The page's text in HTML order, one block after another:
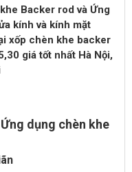
Backer rod và Ứng
kính và kính mặt
xốp chèn khe backer
giá tốt nhất Hà Nội,
dụng chèn khe